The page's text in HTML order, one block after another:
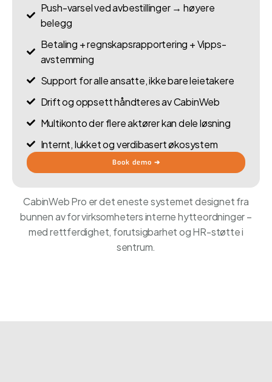
Push-varsel ved avbestillinger → høyere
belegg
Betaling + regnskapsrapportering + Vipps-
avstemming
Support for alle ansatte, ikke bare leietakere
Drift og oppsett håndteres av CabinWeb
Multikonto der flere aktører kan dele løsning
Internt, lukket og verdibasert økosystem
Book demo ➔
CabinWeb Pro er det eneste systemet designet fra
bunnen av for virksomheters interne hytteordninger –
med rettferdighet, forutsigbarhet og HR-støtte i
sentrum.